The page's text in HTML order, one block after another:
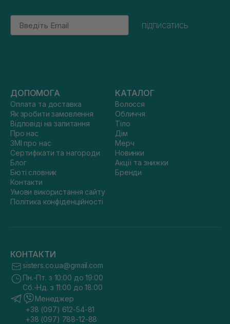
Email
підписатись
ДОПОМОГА
Оплата та доставка
Як зробити замовлення
Відповіді на запитання
Про нас
ЗМІ про нас
Сертифікати та нагороди
Блог
Бюті словник
Контакти
Умови використання сайту
Політика конфіденційності
КАТАЛОГ
Волосся
Обличчя
Тіло
Дім
Мерч
Новинки
Акції та знижки
Бренди
КОНТАКТИ
sisters.co.ua@gmail.com
Пн.-Пт. з 10:00 до 19:00
Сб.-Нд. з 11:00 до 18:00
Менеджер
+38 (097) 612-54-81
+38 (097) 788-12-88